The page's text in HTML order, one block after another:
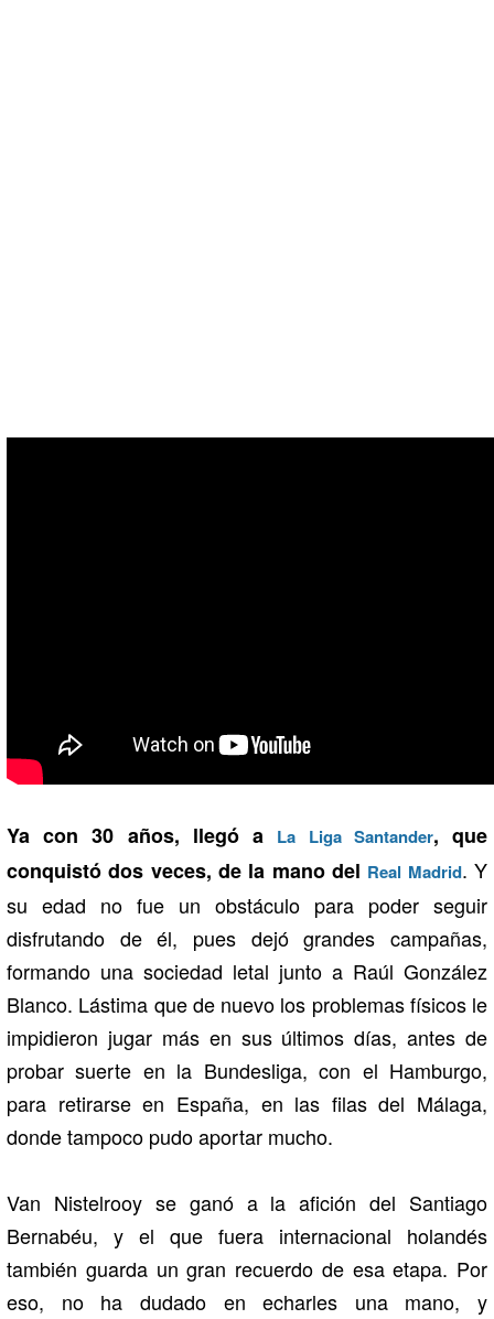
Ya con 30 años, llegó a La Liga Santander, que
conquistó dos veces, de la mano del Real Madrid. Y
su edad no fue un obstáculo para poder seguir
disfrutando de él, pues dejó grandes campañas,
formando una sociedad letal junto a Raúl González
Blanco. Lástima que de nuevo los problemas físicos le
impidieron jugar más en sus últimos días, antes de
probar suerte en la Bundesliga, con el Hamburgo,
para retirarse en España, en las filas del Málaga,
donde tampoco pudo aportar mucho.
Van Nistelrooy se ganó a la afición del Santiago
Bernabéu, y el que fuera internacional holandés
también guarda un gran recuerdo de esa etapa. Por
eso, no ha dudado en echarles una mano, y